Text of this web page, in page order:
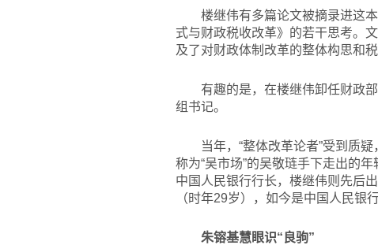
楼继伟有多篇论文被摘录进这
式与财政税收改革》的若干思考。
及了对财政体制改革的整体构思和
有趣的是，在楼继伟卸任财政
组书记。
当年，“整体改革论者”受到质
称为“吴市场”的吴敬琏手下走出的
中国人民银行行长，楼继伟则先后
（时年29岁），如今是中国人民银
朱镕基慧眼识“良驹”